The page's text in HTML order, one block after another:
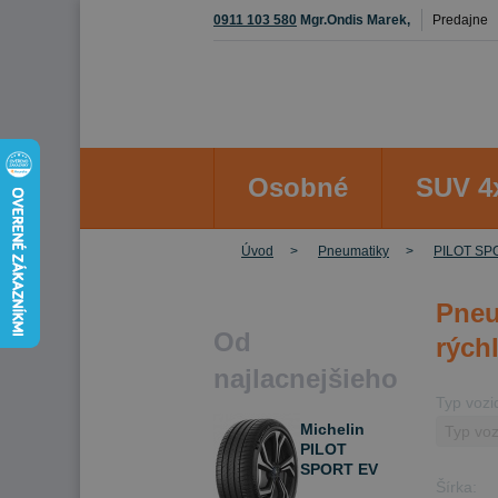
0911 103 580 Mgr.Ondis Marek, Predajne
Osobné SUV
Úvod Pneumatiky PILOT
Od
najlacnejšieho
Michelin
PILOT
SPORT EV
Typ
Šírka: